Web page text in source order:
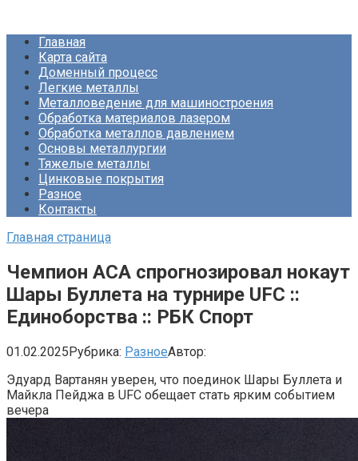
контентуГлавная
Карта сайта
Доменный процесс
Легкие металлы
Металловедение для машиностроения
Обработка материалов лазером
Обработка металлов давлением
Основы металлургии
Тяжелые металлы
Цинковые покрытия
Разное
Контакты
Главная страница
Чемпион ACA спрогнозировал нокаут
Шары Буллета на турнире UFC ::
Единоборства :: РБК Спорт
01.02.2025Рубрика: РазноеАвтор:
Эдуард Вартанян уверен, что поединок Шары Буллета и
Майкла Пейджа в UFC обещает стать ярким событием
вечера